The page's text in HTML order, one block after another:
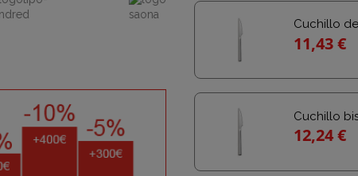
Cuchillo de
11,43 €
Cuchillo
12,24 €